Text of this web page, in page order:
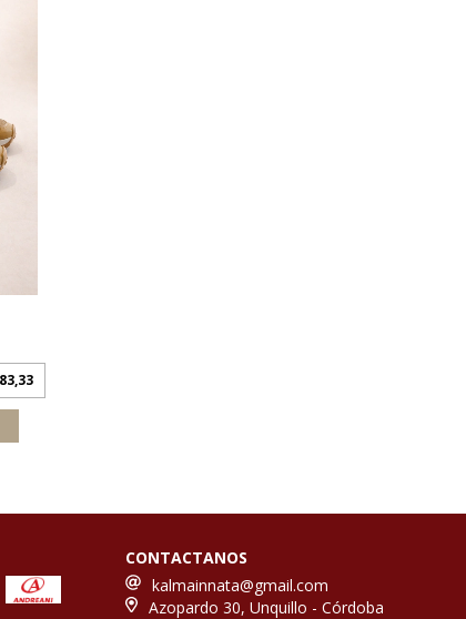
CONTACTANOS
kalmainnata@gmail.com
Azopardo 30, Unquillo - Córdoba